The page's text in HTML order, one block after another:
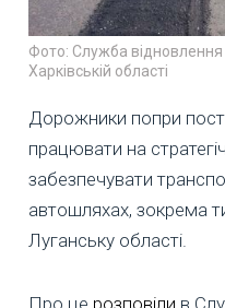
Фото: Служба відновлення
Харківській області
Дорожники попри
працювати на
забезпечувати
автошляхах, зокрема
Луганську області.